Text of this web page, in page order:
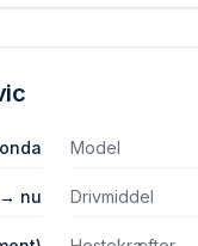
Model
nu Drivmiddel